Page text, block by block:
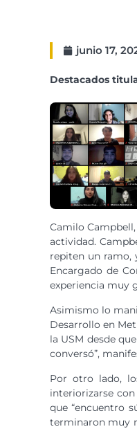
junio 17,
Destacados
Camilo
actividad.
repiten un ramo,
Encargado de
experiencia muy
Asimismo lo
Desarrollo en
la USM desde
conversó”,
Por otro lado,
interiorizarse
que “encuentro
terminaron muy